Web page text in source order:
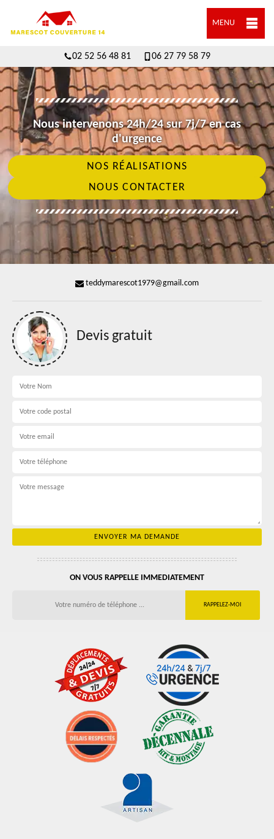
MENU
02 52 56 48 81 06 27 79 58 79
Nous intervenons 24h/24 sur 7j/7 en cas
d'urgence
NOS RÉALISATIONS
NOUS CONTACTER
teddymarescot1979@gmail.com
Devis gratuit
ON VOUS RAPPELLE IMMEDIATEMENT